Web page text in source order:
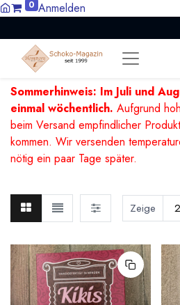
0 Anmelden
Sommerhinweis: Im Juli und
einmal wöchentlich. Aufgrund
beim Versand empfindlicher
kommen. Wir versenden
nötig ein paar Tage später.
Zeige